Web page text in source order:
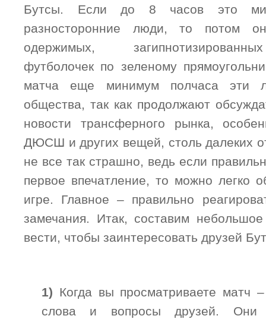
Бутсы. Если до 8 часов это
разносторонние люди, то потом
одержимых,
футболочек по зеленому
матча еще минимум полчаса эти
общества, так как продолжают
новости трансферного рынка,
ДЮСШ и других вещей, столь далеких
не все так страшно, ведь если
первое впечатление, то можно легко
игре. Главное – правильно
замечания. Итак, составим
вести, чтобы заинтересовать друзей
1) Когда вы просматриваете матч
слова и вопросы друзей. Они